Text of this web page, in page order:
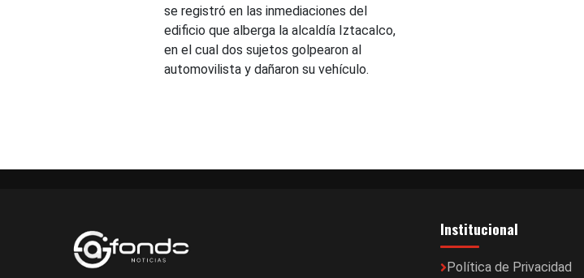
se registró en las inmediaciones del
edificio que alberga la alcaldía Iztacalco,
en el cual dos sujetos golpearon al
automovilista y dañaron su vehículo.
Institucional
Política de Privacidad